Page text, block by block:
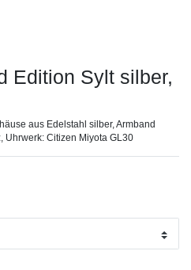
Edition Sylt silber,
aus Edelstahl silber, Armband
Uhrwerk: Citizen Miyota GL30